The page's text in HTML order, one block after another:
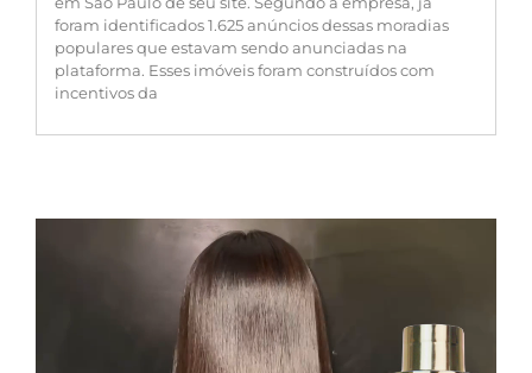
foram identificados 1.625 anúncios dessas moradias
populares que estavam sendo anunciadas na
plataforma. Esses imóveis foram construídos com
incentivos da